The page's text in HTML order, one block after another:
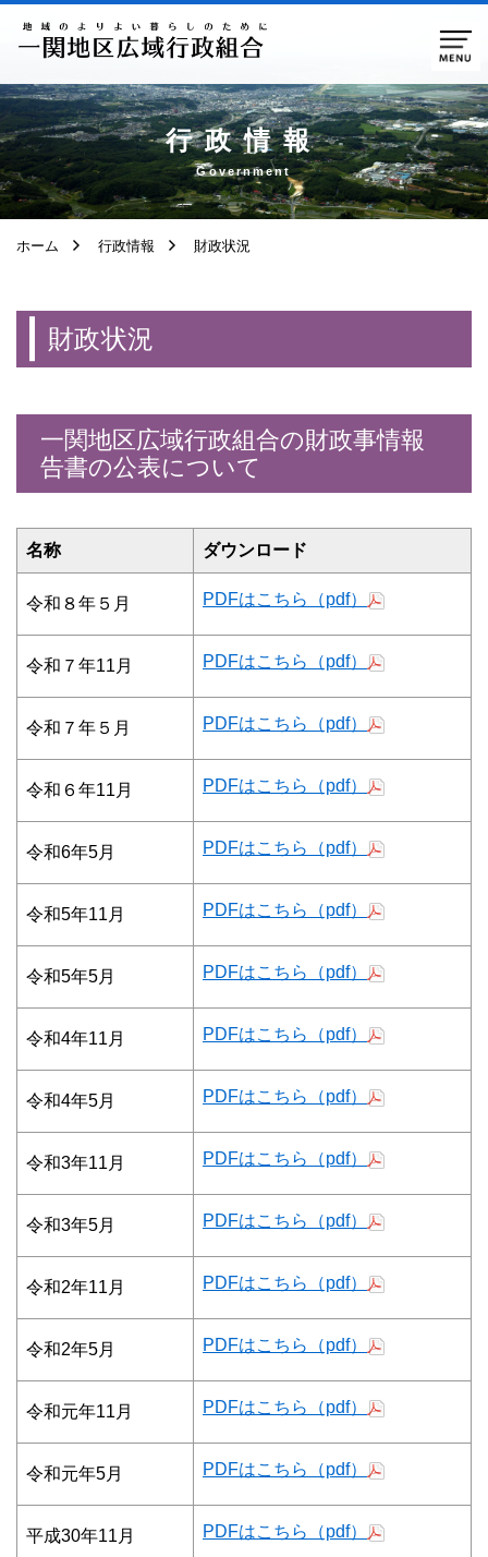
ページ本文へ移動
行政情報
Government
ホーム 行政情報 財政状況
財政状況
一関地区広域行政組合の財政事情報
告書の公表について
名称 ダウンロード
令和８年５月 PDFはこちら（pdf）
令和７年11月 PDFはこちら（pdf）
令和７年５月 PDFはこちら（pdf）
令和６年11月 PDFはこちら（pdf）
令和6年5月 PDFはこちら（pdf）
令和5年11月 PDFはこちら（pdf）
令和5年5月 PDFはこちら（pdf）
令和4年11月 PDFはこちら（pdf）
令和4年5月 PDFはこちら（pdf）
令和3年11月 PDFはこちら（pdf）
令和3年5月 PDFはこちら（pdf）
令和2年11月 PDFはこちら（pdf）
令和2年5月 PDFはこちら（pdf）
令和元年11月 PDFはこちら（pdf）
令和元年5月 PDFはこちら（pdf）
平成30年11月 PDFはこちら（pdf）